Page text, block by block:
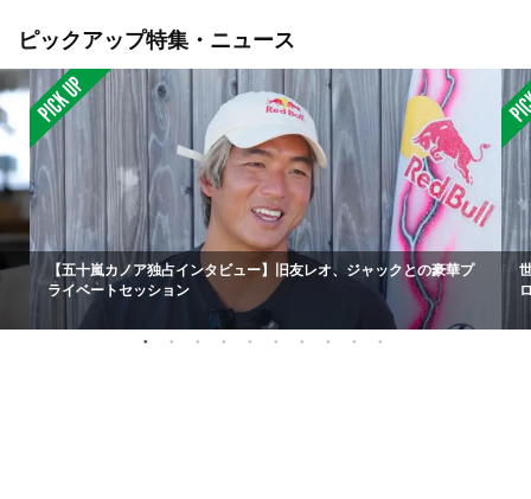
ピックアップ特集・ニュース
【五十嵐カノア独占インタビュー】旧友レオ、ジャックとの豪華プ
ライベートセッション